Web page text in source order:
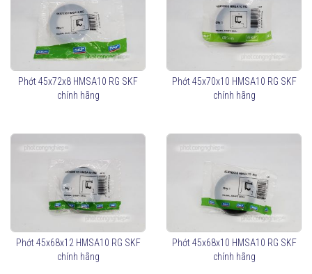
Phớt 45x72x8 HMSA10 RG SKF
chính hãng
Phớt 45x70x10 HMSA10 RG SKF
chính hãng
Phớt 45x68x12 HMSA10 RG SKF
chính hãng
Phớt 45x68x10 HMSA10 RG SKF
chính hãng